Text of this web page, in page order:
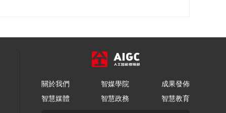
關於我們 智媒學院
成果發佈
智慧媒體
智慧政務 智慧教育